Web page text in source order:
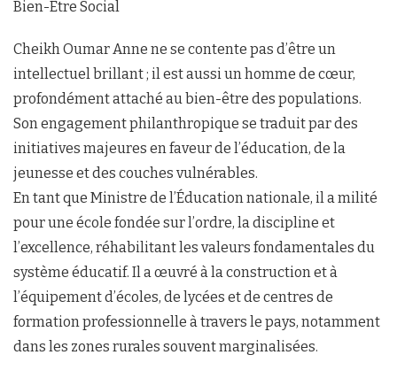
Bien-Être Social
Cheikh Oumar Anne ne se contente pas d’être un
intellectuel brillant ; il est aussi un homme de cœur,
profondément attaché au bien-être des populations.
Son engagement philanthropique se traduit par des
initiatives majeures en faveur de l’éducation, de la
jeunesse et des couches vulnérables.
En tant que Ministre de l’Éducation nationale, il a milité
pour une école fondée sur l’ordre, la discipline et
l’excellence, réhabilitant les valeurs fondamentales du
système éducatif. Il a œuvré à la construction et à
l’équipement d’écoles, de lycées et de centres de
formation professionnelle à travers le pays, notamment
dans les zones rurales souvent marginalisées.